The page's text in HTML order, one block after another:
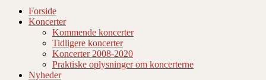
Forside
Koncerter
Kommende koncerter
Tidligere koncerter
Koncerter 2008-2020
Praktiske oplysninger om koncerterne
Nyheder